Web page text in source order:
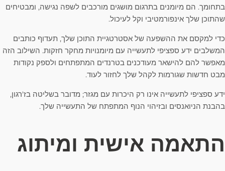
בתחומך. הם מיומנים בתרגום מושגים מורכבים לשפה נגישה, ומבטיחים
שהתוכן שלך אינפורמטיבי וקל לעיכול.
כדי למקסם את ההשפעה של אסטרטגיית התוכן שלך, תעדוף כותבים
המשלבים ידע ספציפי לתעשייה עם מיומנויות מחקר חזקות. השילוב הזה
מאפשר להם להישאר מעודכנים בטרנדים המתפתחים ולספק נקודות
מבט חדשות שגורמות לקהל שלך לחזור לעוד.
ידע ספציפי לתעשייה אינו רק היכרות עם מגזר; מדובר בשליטה בז'רגון,
בהבנת הניואנסים ובזיהוי הנוף המתפתח של התעשייה שלך.
התאמה אישית ומיתוג